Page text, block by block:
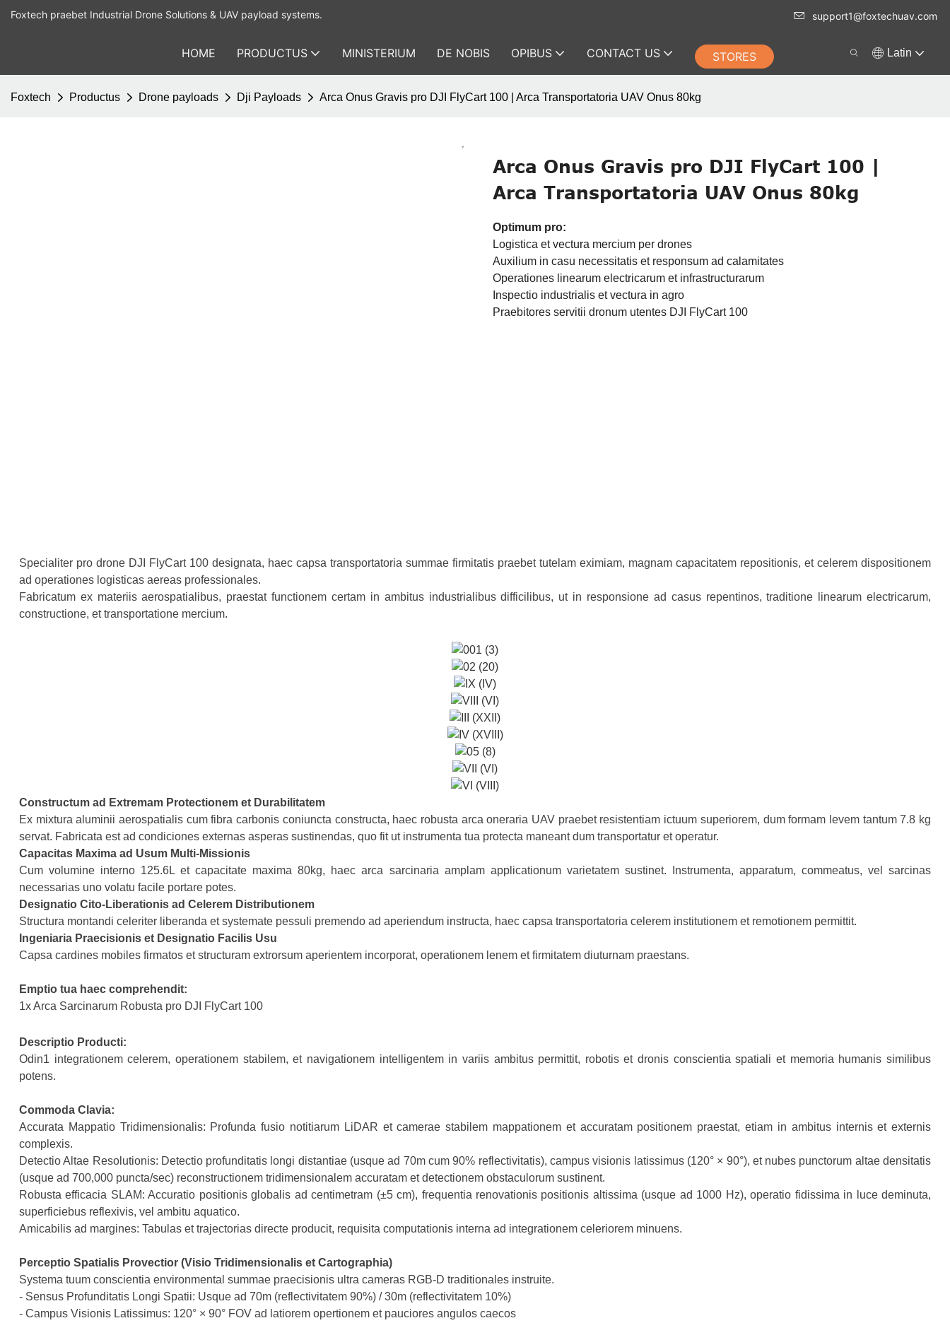
Foxtech praebet Industrial Drone Solutions & UAV payload systems. support1@foxtechuav.com
HOME PRODUCTUS MINISTERIUM DE NOBIS OPIBUS CONTACT US STORES Latin
Foxtech Productus Drone payloads Dji Payloads Arca Onus Gravis pro DJI FlyCart 100 | Arca Transportatoria UAV Onus 80kg
Arca Onus Gravis pro DJI FlyCart 100 |
Arca Transportatoria UAV Onus 80kg
Optimum pro:
Logistica et vectura mercium per drones
Auxilium in casu necessitatis et responsum ad calamitates
Operationes linearum electricarum et infrastructurarum
Inspectio industrialis et vectura in agro
Praebitores servitii dronum utentes DJI FlyCart 100
Specialiter pro drone DJI FlyCart 100 designata, haec capsa transportatoria summae firmitatis praebet tutelam eximiam, magnam capacitatem repositionis, et celerem dispositionem
ad operationes logisticas aereas professionales.
Fabricatum ex materiis aerospatialibus, praestat functionem certam in ambitus industrialibus difficilibus, ut in responsione ad casus repentinos, traditione linearum electricarum,
constructione, et transportatione mercium.
Constructum ad Extremam Protectionem et Durabilitatem
Ex mixtura aluminii aerospatialis cum fibra carbonis coniuncta constructa, haec robusta arca oneraria UAV praebet resistentiam ictuum superiorem, dum formam levem tantum 7.8 kg
servat. Fabricata est ad condiciones externas asperas sustinendas, quo fit ut instrumenta tua protecta maneant dum transportatur et operatur.
Capacitas Maxima ad Usum Multi-Missionis
Cum volumine interno 125.6L et capacitate maxima 80kg, haec arca sarcinaria amplam applicationum varietatem sustinet. Instrumenta, apparatum, commeatus, vel sarcinas
necessarias uno volatu facile portare potes.
Designatio Cito-Liberationis ad Celerem Distributionem
Structura montandi celeriter liberanda et systemate pessuli premendo ad aperiendum instructa, haec capsa transportatoria celerem institutionem et remotionem permittit.
Ingeniaria Praecisionis et Designatio Facilis Usu
Capsa cardines mobiles firmatos et structuram extrorsum aperientem incorporat, operationem lenem et firmitatem diuturnam praestans.
Emptio tua haec comprehendit:
1x Arca Sarcinarum Robusta pro DJI FlyCart 100
Descriptio Producti:
Odin1 integrationem celerem, operationem stabilem, et navigationem intelligentem in variis ambitus permittit, robotis et dronis conscientia spatiali et memoria humanis similibus
potens.
Commoda Clavia:
Accurata Mappatio Tridimensionalis: Profunda fusio notitiarum LiDAR et camerae stabilem mappationem et accuratam positionem praestat, etiam in ambitus internis et externis
complexis.
Detectio Altae Resolutionis: Detectio profunditatis longi distantiae (usque ad 70m cum 90% reflectivitatis), campus visionis latissimus (120° × 90°), et nubes punctorum altae densitatis
(usque ad 700,000 puncta/sec) reconstructionem tridimensionalem accuratam et detectionem obstaculorum sustinent.
Robusta efficacia SLAM: Accuratio positionis globalis ad centimetram (±5 cm), frequentia renovationis positionis altissima (usque ad 1000 Hz), operatio fidissima in luce deminuta,
superficiebus reflexivis, vel ambitu aquatico.
Amicabilis ad margines: Tabulas et trajectorias directe producit, requisita computationis interna ad integrationem celeriorem minuens.
Perceptio Spatialis Provectior (Visio Tridimensionalis et Cartographia)
Systema tuum conscientia environmental summae praecisionis ultra cameras RGB-D traditionales instruite.
- Sensus Profunditatis Longi Spatii: Usque ad 70m (reflectivitatem 90%) / 30m (reflectivitatem 10%)
- Campus Visionis Latissimus: 120° × 90° FOV ad latiorem opertionem et pauciores angulos caecos